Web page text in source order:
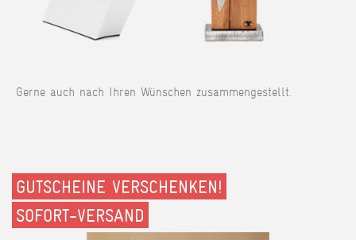
Gerne auch nach Ihren Wünschen zusammengestellt.
GUTSCHEINE VERSCHENKEN!
SOFORT-VERSAND